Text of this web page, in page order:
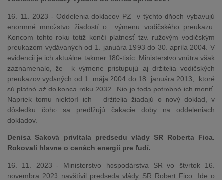
16. 11. 2023 - Oddelenia dokladov PZ v týchto dňoch vybavujú
enormné množstvo žiadostí o výmenu vodičského preukazu.
Koncom tohto roku totiž končí platnosť tzv. ružovým vodičským
preukazom vydávaných od 1. januára 1993 do 30. apríla 2004. V
evidencii je ich aktuálne takmer 180-tisíc. Ministerstvo vnútra však
zaznamenalo, že k výmene pristupujú aj držitelia vodičských
preukazov vydaných od 1. mája 2004 do 18. januára 2013, ktoré
sú platné až do konca roku 2032. Nie je teda potrebné ich meniť.
Napriek tomu niektorí ich držitelia žiadajú o nový doklad, v
dôsledku čoho sa predlžujú čakacie doby na oddeleniach
dokladov.
Denisa Saková privítala predsedu vlády SR Roberta Fica.
Rokovali hlavne o cenách energií pre ľudí.
16. 11. 2023 - Ministerstvo hospodárstva SR vo štvrtok 16.
novembra 2023 navštívil predseda vlády SR Robert Fico. Ide o